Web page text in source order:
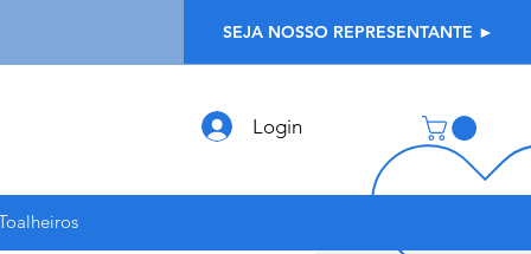
SEJA NOSSO REPRESENTANTE ►
Login